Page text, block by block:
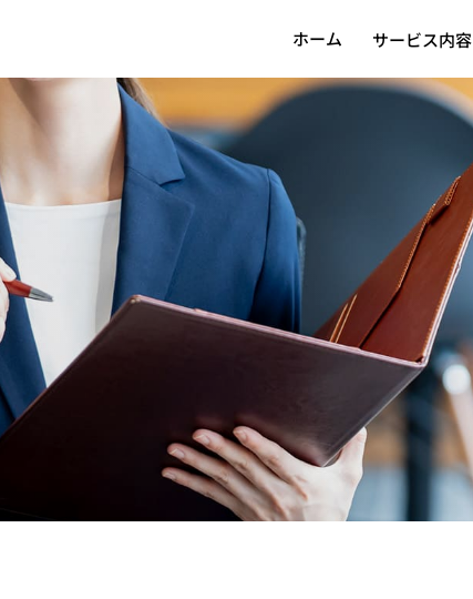
ホーム サービス内容